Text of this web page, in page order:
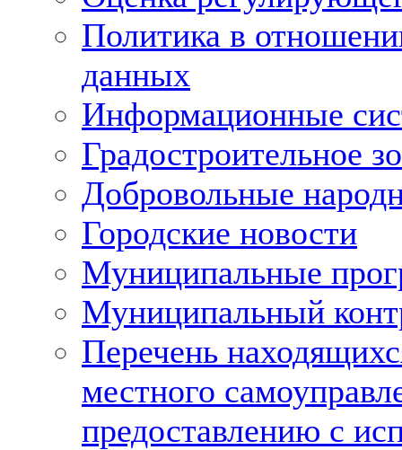
Политика в
данных
Информационные
Градостроительное
Добровольные
Городские новости
Муниципальные
Муниципальный
Перечень
местного
предоставлению с